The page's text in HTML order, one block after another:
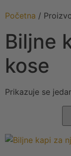
Početna /
Biljne
kose
Prikazuje se